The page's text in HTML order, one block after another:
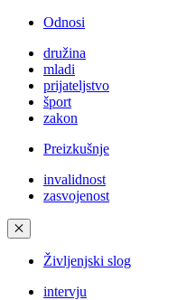
Odnosi
družina
mladi
prijateljstvo
šport
zakon
Preizkušnje
invalidnost
zasvojenost
✕
Življenjski slog
intervju